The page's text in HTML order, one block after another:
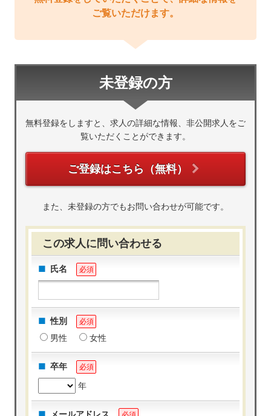
ご覧いただけます。
未登録の方
無料登録をしますと、求人の詳細な情報、非公開求人をご
覧いただくことができます。
ご登録はこちら（無料）
また、未登録の方でもお問い合わせが可能です。
この求人に問い合わせる
氏名 必須
性別 必須
男性 女性
卒年 必須
年